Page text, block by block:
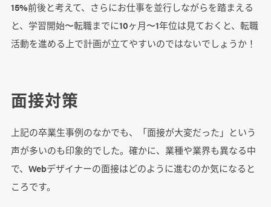
15%前後と考えて、さらにお仕事を並行しながらを踏まえる
と、学習開始〜転職までに10ヶ月〜1年位は見ておくと、転職
活動を進める上で計画が立てやすいのではないでしょうか！
面接対策
上記の卒業生事例のなかでも、「面接が大変だった」という
声が多いのも印象的でした。確かに、業種や業界も異なる中
で、Webデザイナーの面接はどのように進むのか気になると
ころです。